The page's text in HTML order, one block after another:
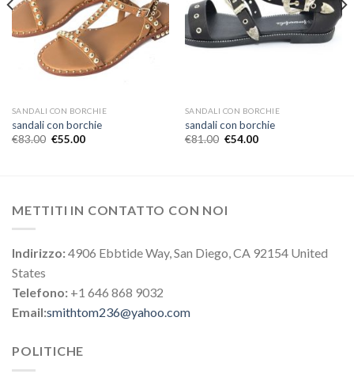
SANDALI CON BORCHIE
sandali con borchie
€83.00 €55.00
SANDALI CON BORCHIE
sandali con borchie
€81.00 €54.00
METTITI IN CONTATTO CON NOI
Indirizzo:4906 Ebbtide Way, San Diego, CA 92154 United
States
Telefono: +1 646 868 9032
Email:smithtom236@yahoo.com
POLITICHE